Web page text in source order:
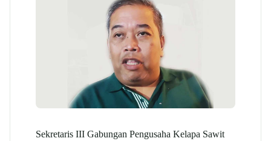
Sekretaris III Gabungan Pengusaha Kelapa Sawit